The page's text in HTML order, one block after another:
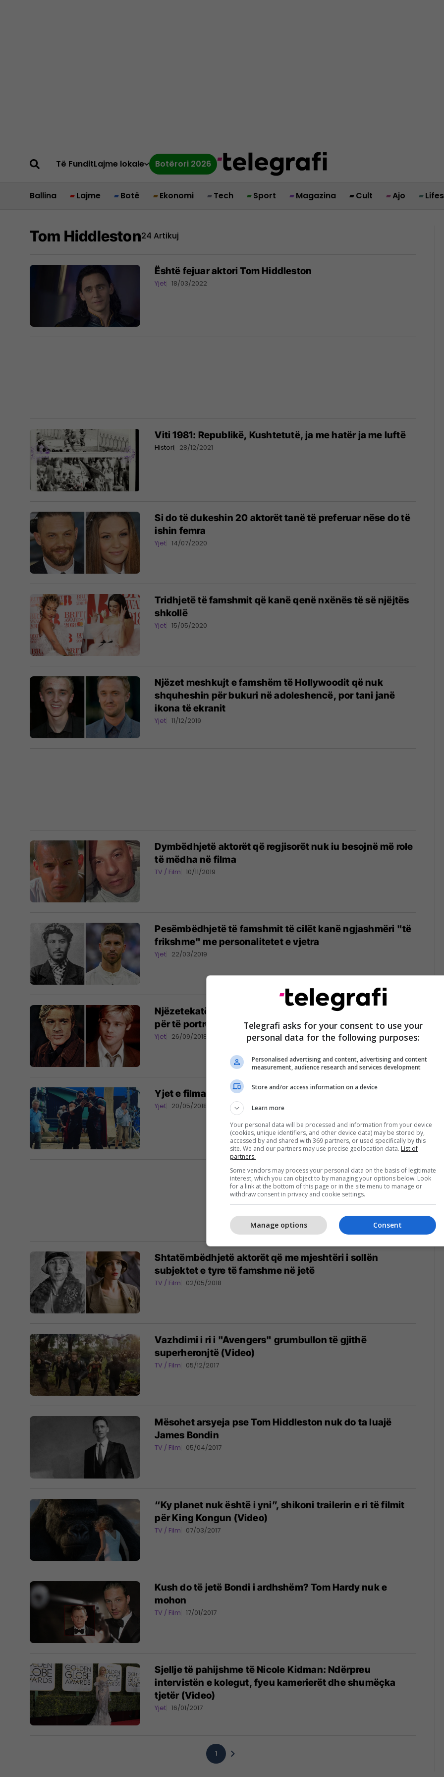
Të FunditLajme lokale Botërori 2026
Ballina Lajme Botë Ekonomi Tech Sport Magazina Cult Ajo
Tom Hiddleston24 Artikuj
Është fejuar aktori Tom Hiddleston
Yjet 18/03/2022
Viti 1981: Republikë, Kushtetutë, ja me hatër ja me luftë
Histori 28/12/2021
Si do të dukeshin 20 aktorët tanë të preferuar nëse do të
ishin femra
Yjet 14/07/2020
Tridhjetë të famshmit që kanë qenë nxënës të së njëjtës
shkollë
Yjet 15/05/2020
Njëzet meshkujt e famshëm të Hollywoodit që nuk
shquheshin për bukuri në adoleshencë, por tani janë
ikona të ekranit
Yjet 11/12/2019
Dymbëdhjetë aktorët që regjisorët nuk iu besojnë më role
të mëdha në filma
TV / Film 10/11/2019
Pesëmbëdhjetë të famshmit të cilët kanë ngjashmëri "të
frikshme" me personalitetet e vjetra
Yjet 22/03/2019
Njëzetekatër të famshmit që nuk kanë nevojë për grim
për të portretizuar njëri-tjetrin
Yjet 26/09/2018
Yjet e filmave me superheronj dhe dublerët e tyre
Yjet 20/05/2018
Shtatëmbëdhjetë aktorët që me mjeshtëri i sollën
subjektet e tyre të famshme në jetë
TV / Film 02/05/2018
Vazhdimi i ri i "Avengers" grumbullon të gjithë
superheronjtë (Video)
TV / Film 05/12/2017
Mësohet arsyeja pse Tom Hiddleston nuk do ta luajë
James Bondin
TV / Film 05/04/2017
“Ky planet nuk është i yni”, shikoni trailerin e ri të filmit
për King Kongun (Video)
TV / Film 07/03/2017
Kush do të jetë Bondi i ardhshëm? Tom Hardy nuk e
mohon
TV / Film 17/01/2017
Sjellje të pahijshme të Nicole Kidman: Ndërpreu
intervistën e kolegut, fyeu kamerierët dhe shumëçka
tjetër (Video)
Yjet 16/01/2017
1
Telegrafi asks for your consent to use your
personal data for the following purposes:
Personalised advertising and content, advertising and content
measurement, audience research and services development
Store and/or access information on a device
Learn more
Your personal data will be processed and information from your device
(cookies, unique identifiers, and other device data) may be stored by,
accessed by and shared with 369 partners, or used specifically by this
site. We and our partners may use precise geolocation data. List of
partners.
Some vendors may process your personal data on the basis of legitimate
interest, which you can object to by managing your options below. Look
for a link at the bottom of this page or in the site menu to manage or
withdraw consent in privacy and cookie settings.
Consent
Manage options